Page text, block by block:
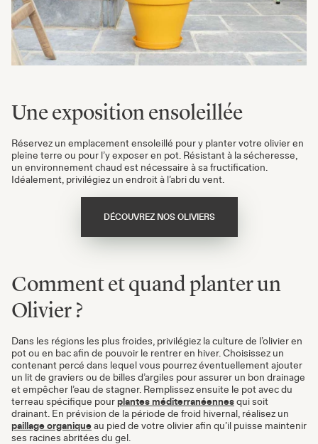
Une exposition ensoleillée
Réservez un emplacement ensoleillé pour y planter votre olivier en
pleine terre ou pour l’y exposer en pot. Résistant à la sécheresse,
un environnement chaud est nécessaire à sa fructification.
Idéalement, privilégiez un endroit à l’abri du vent.
DÉCOUVREZ NOS OLIVIERS
Comment et quand planter un
Olivier ?
Dans les régions les plus froides, privilégiez la culture de l’olivier en
pot ou en bac afin de pouvoir le rentrer en hiver. Choisissez un
contenant percé dans lequel vous pourrez éventuellement ajouter
un lit de graviers ou de billes d’argiles pour assurer un bon drainage
et empêcher l’eau de stagner. Remplissez ensuite le pot avec du
terreau spécifique pour plantes méditerranéennes qui soit
drainant. En prévision de la période de froid hivernal, réalisez un
paillage organique au pied de votre olivier afin qu’il puisse maintenir
ses racines abritées du gel.